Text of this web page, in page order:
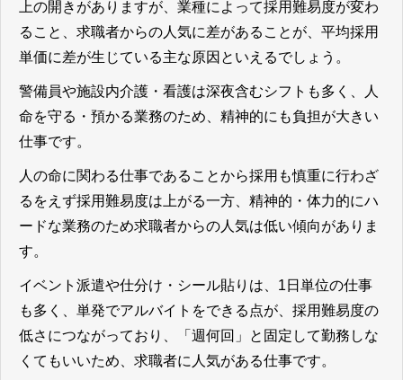
上の開きがありますが、業種によって採用難易度が変わ
ること、求職者からの人気に差があることが、平均採用
単価に差が生じている主な原因といえるでしょう。
警備員や施設内介護・看護は深夜含むシフトも多く、人
命を守る・預かる業務のため、精神的にも負担が大きい
仕事です。
人の命に関わる仕事であることから採用も慎重に行わざ
るをえず採用難易度は上がる一方、精神的・体力的にハ
ードな業務のため求職者からの人気は低い傾向がありま
す。
イベント派遣や仕分け・シール貼りは、1日単位の仕事
も多く、単発でアルバイトをできる点が、採用難易度の
低さにつながっており、「週何回」と固定して勤務しな
くてもいいため、求職者に人気がある仕事です。